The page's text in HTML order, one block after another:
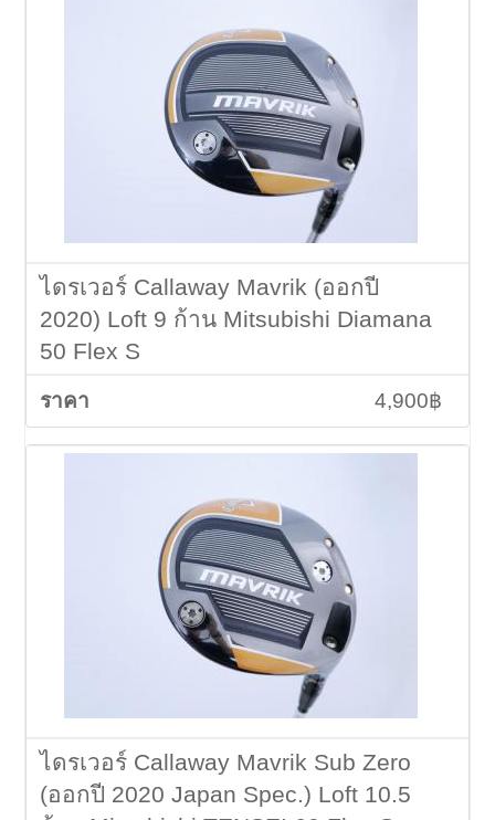
ไดรเวอร์ Callaway Mavrik (ออกปี
2020) Loft 9 ก้าน Mitsubishi Diamana
50 Flex S
4,900฿
ไดรเวอร์ Callaway Mavrik Sub Zero
(ออกปี 2020 Japan Spec.) Loft 10.5